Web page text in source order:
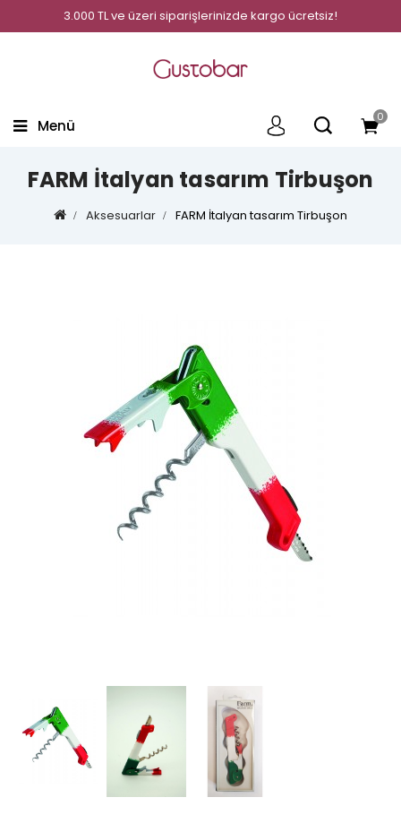
3.000 TL ve üzeri siparişlerinizde kargo ücretsiz!
0
Menü
FARM İtalyan tasarım Tirbuşon
Aksesuarlar FARM İtalyan tasarım Tirbuşon